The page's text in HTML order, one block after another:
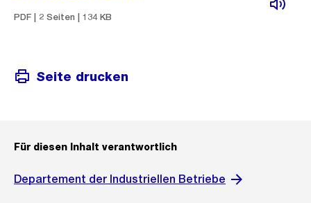
PDF | 2 Seiten | 134 KB
Seite drucken
Für diesen Inhalt verantwortlich
Departement der Industriellen Betriebe